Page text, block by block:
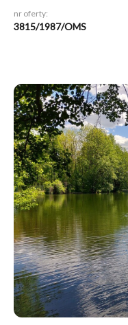
nr oferty:
3815/1987/OMS